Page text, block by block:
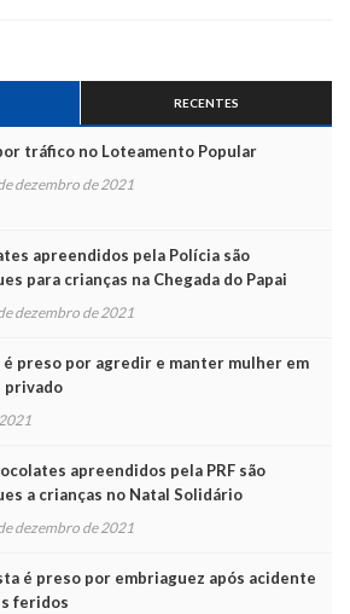
RECENTES
tráfico no Loteamento Popular
dezembro de 2021
apreendidos pela Polícia são
para crianças na Chegada do Papai
dezembro de 2021
é preso por agredir e manter mulher em
privado
apreendidos pela PRF são
a crianças no Natal Solidário
dezembro de 2021
é preso por embriaguez após acidente
feridos